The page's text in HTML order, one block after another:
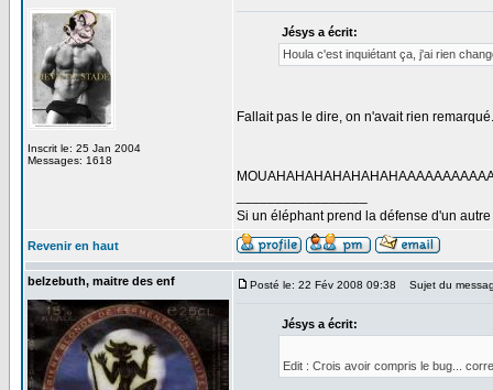
Inscrit le: 25 Jan 2004
Messages: 1618
Jésys a écrit:
Houla c'est inquiétant ça, j'ai rien
Fallait pas le dire, on n'avait rien
Si un éléphant prend la défense d'un
Revenir en haut
belzebuth, maitre des enf Posté le: 22 Fév 2008 09:38 Sujet du
Jésys a écrit:
Edit : Crois avoir compris le bug...